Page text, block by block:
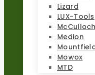
Lizard
LUX-Tools
McCulloch
Medion
Mowox
MTD